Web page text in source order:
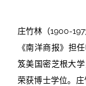
庄竹林（1900-
《南洋商报》担
笈美国密芝根大
荣获博士学位。